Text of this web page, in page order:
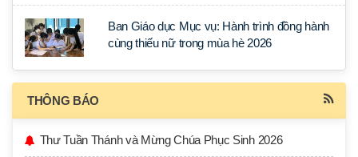
Ban Giáo dục Mục vụ: Hành trình đồng hành
cùng thiếu nữ trong mùa hè 2026
THÔNG BÁO
Thư Tuần Thánh và Mừng Chúa Phục Sinh 2026